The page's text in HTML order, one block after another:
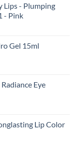
Lips - Plumping
- Pink
Gel 15ml
Eye
Lip Color